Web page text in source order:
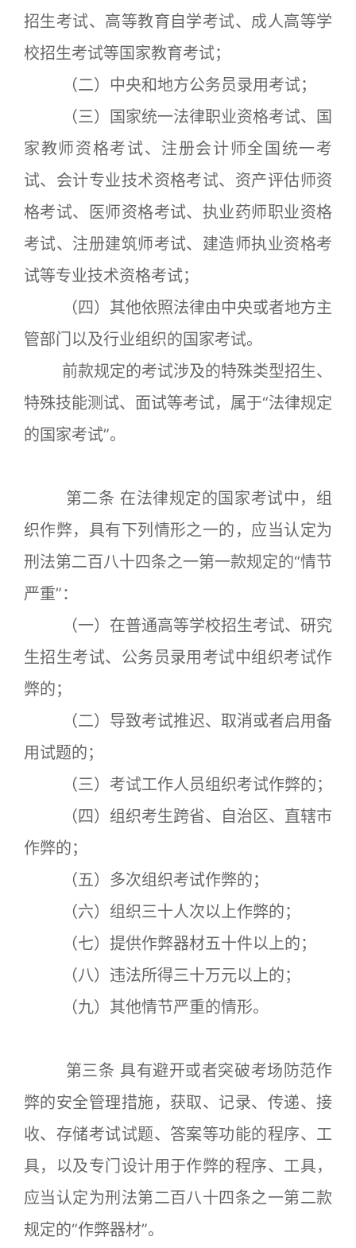
招生考试、高等教育自学考试、成人高等学
校招生考试等国家教育考试；
（二）中央和地方公务员录用考试；
（三）国家统一法律职业资格考试、国
家教师资格考试、注册会计师全国统一考
试、会计专业技术资格考试、资产评估师资
格考试、医师资格考试、执业药师职业资格
考试、注册建筑师考试、建造师执业资格考
试等专业技术资格考试；
（四）其他依照法律由中央或者地方主
管部门以及行业组织的国家考试。
前款规定的考试涉及的特殊类型招生、
特殊技能测试、面试等考试，属于“法律规定
的国家考试”。
第二条 在法律规定的国家考试中，组
织作弊，具有下列情形之一的，应当认定为
刑法第二百八十四条之一第一款规定的“情节
严重”：
（一）在普通高等学校招生考试、研究
生招生考试、公务员录用考试中组织考试作
弊的；
（二）导致考试推迟、取消或者启用备
用试题的；
（三）考试工作人员组织考试作弊的；
（四）组织考生跨省、自治区、直辖市
作弊的；
（五）多次组织考试作弊的；
（六）组织三十人次以上作弊的；
（七）提供作弊器材五十件以上的；
（八）违法所得三十万元以上的；
（九）其他情节严重的情形。
第三条 具有避开或者突破考场防范作
弊的安全管理措施，获取、记录、传递、接
收、存储考试试题、答案等功能的程序、工
具，以及专门设计用于作弊的程序、工具，
应当认定为刑法第二百八十四条之一第二款
规定的“作弊器材”。